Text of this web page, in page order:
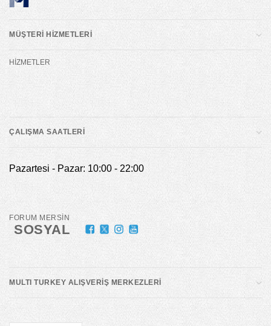
MÜŞTERİ HİZMETLERİ
HİZMETLER
ÇALIŞMA SAATLERİ
Pazartesi - Pazar: 10:00 - 22:00
FORUM MERSİN
SOSYAL
MULTI TURKEY ALIŞVERİŞ MERKEZLERİ